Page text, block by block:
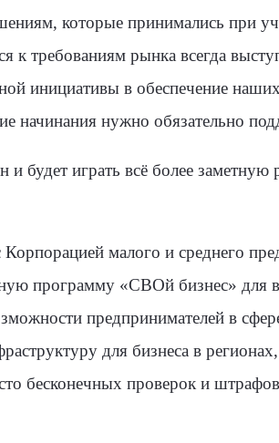
которые принимались при
к требованиям рынка всегда
инициативы в обеспечение
начинания нужно обязательно
и будет играть всё более
малого и среднего
программу «СВОй бизнес» для
предпринимателей в
для бизнеса в
бесконечных проверок и